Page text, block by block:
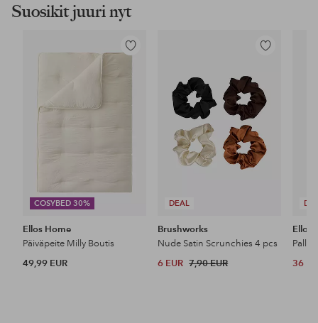
Suosikit juuri nyt
COSYBED 30%
Lisää
Ellos Home
Päiväpeite Milly Boutis
49,99 EUR
DEAL
Lisää
Brushworks
Nude Satin Scrunchies 4 pcs
6 EUR 7,90 EUR
Ellos
36